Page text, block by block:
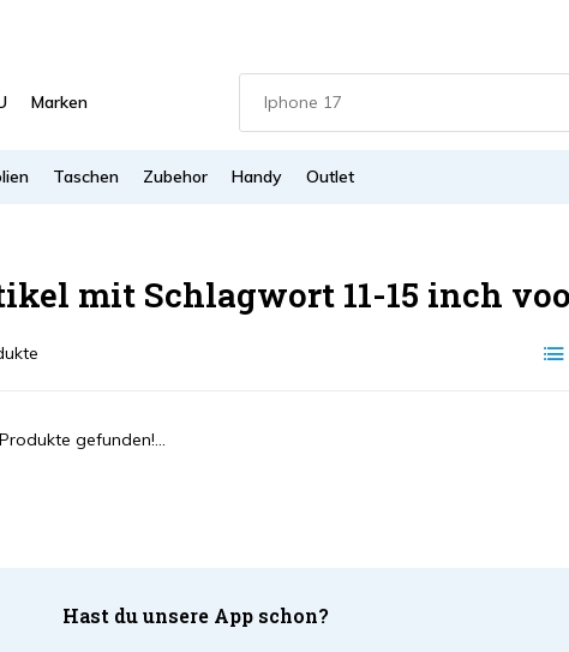
Marken
Taschen Zubehor Handy Outlet
mit Schlagwort 11-15 inch
gefunden!...
Hast du unsere App schon?